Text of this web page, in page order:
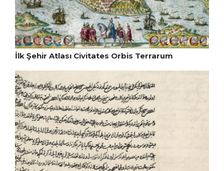
İlk Şehir Atlası Civitates Orbis Terrarum